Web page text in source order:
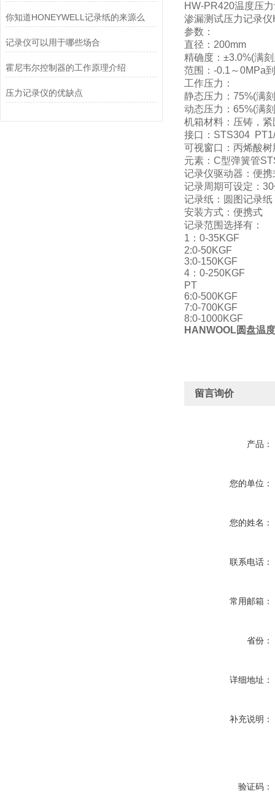
你知道HONEYWELL记录纸的来源么
记录仪可以用于哪些场合
霍尼韦尔控制器的工作原理介绍
压力记录仪的优缺点
HW-PR420温度压
渗漏测试压力记录
参数：
直径：200mm
精确度：±3.0%(满
范围：-0.1～0MPa
工作压力：
静态压力：75%(满
动态压力：65%(满
机箱材料：压铸，紧
接口：STS304
可视窗口：丙烯酸树
元素：C型弹簧管
记录仪驱动器：便
记录周期可设定：
记录纸：圆图记录
安装方式：便携式
记录范围选择有：
1：0-35KGF
2:0-50KGF
3:0-150KGF
4：0-250KGF
PT
6:0-500KGF
7:0-700KGF
8:0-1000KGF
HANWOOL圆盘温
留言询价
产品：
您的单位：
您的姓名：
联系电话：
常用邮箱：
省份：
详细地址：
补充说明：
验证码：